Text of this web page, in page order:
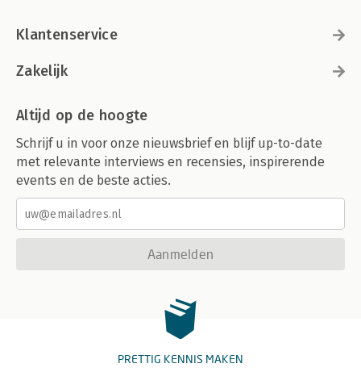
Klantenservice
Zakelijk
Altijd op de hoogte
Schrijf u in voor onze nieuwsbrief en blijf up-to-date
met relevante interviews en recensies, inspirerende
events en de beste acties.
Aanmelden
PRETTIG KENNIS MAKEN